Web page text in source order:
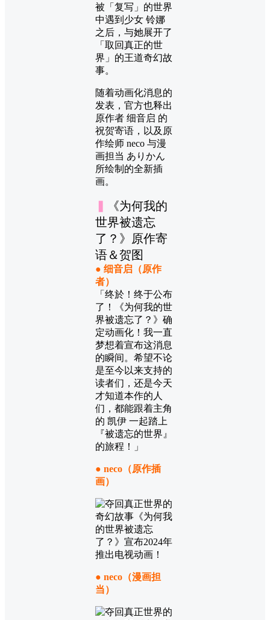
被「复写」的世界
中遇到少女 铃娜
之后，与她展开了
「取回真正的世
界」的王道奇幻故
事。
随着动画化消息的
发表，官方也释出
原作者 细音启 的
祝贺寄语，以及原
作绘师 neco 与漫
画担当 ありかん
所绘制的全新插
画。
《为何我的
世界被遗忘
了？》原作寄
语＆贺图
● 细音启（原作
者）
「终於！终于公布
了！《为何我的世
界被遗忘了？》确
定动画化！我一直
梦想着宣布这消息
的瞬间。希望不论
是至今以来支持的
读者们，还是今天
才知道本作的人
们，都能跟着主角
的 凯伊 一起踏上
『被遗忘的世界』
的旅程！」
● neco（原作插
画）
● neco（漫画担
当）